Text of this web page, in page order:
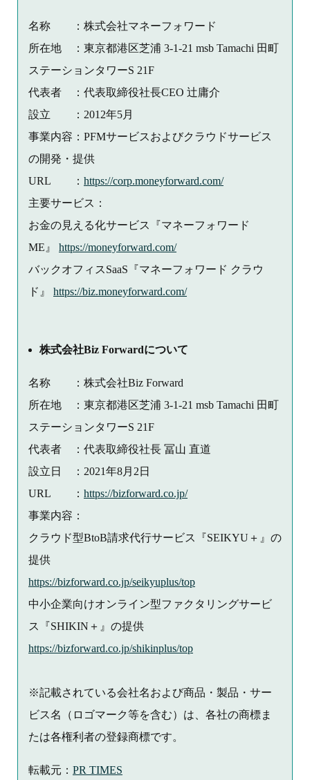
名称 ：株式会社マネーフォワード
所在地 ：東京都港区芝浦 3-1-21 msb Tamachi 田町
ステーションタワーS 21F
代表者 ：代表取締役社長CEO 辻庸介
設立 ：2012年5月
事業内容：PFMサービスおよびクラウドサービス
の開発・提供
URL ： https://corp.moneyforward.com/
主要サービス：
お金の見える化サービス『マネーフォワード
ME』 https://moneyforward.com/
バックオフィスSaaS『マネーフォワード クラウ
ド』 https://biz.moneyforward.com/
株式会社Biz Forwardについて
名称 ：株式会社Biz Forward
所在地 ：東京都港区芝浦 3-1-21 msb Tamachi 田町
ステーションタワーS 21F
代表者 ：代表取締役社長 冨山 直道
設立日 ：2021年8月2日
URL ： https://bizforward.co.jp/
事業内容：
クラウド型BtoB請求代行サービス『SEIKYU＋』の
提供
https://bizforward.co.jp/seikyuplus/top
中小企業向けオンライン型ファクタリングサービ
ス『SHIKIN＋』の提供
https://bizforward.co.jp/shikinplus/top
※記載されている会社名および商品・製品・サー
ビス名（ロゴマーク等を含む）は、各社の商標ま
たは各権利者の登録商標です。
転載元： PR TIMES